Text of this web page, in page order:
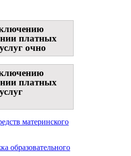
платных
очно
платных
материнского
образовательного